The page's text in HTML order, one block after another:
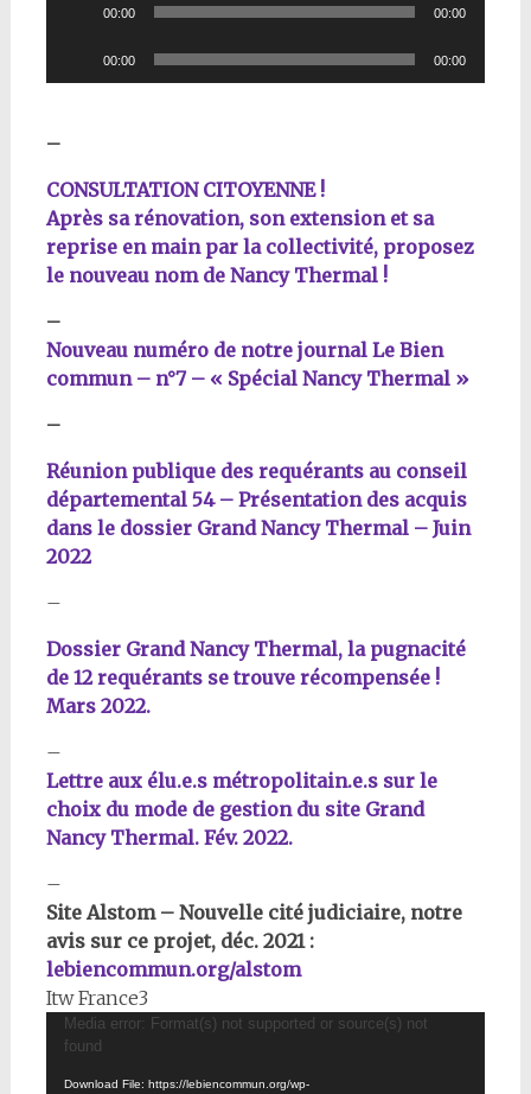
00:00 00:00
audio
00:00 00:00
–
CONSULTATION CITOYENNE !
Après sa rénovation, son extension et sa
reprise en main par la collectivité, proposez
le nouveau nom de Nancy Thermal !
–
Nouveau numéro de notre journal Le Bien
commun – n°7 – « Spécial Nancy Thermal »
–
Réunion publique des requérants au conseil
départemental 54 – Présentation des acquis
dans le dossier Grand Nancy Thermal – Juin
2022
–
Dossier Grand Nancy Thermal, la pugnacité
de 12 requérants se trouve récompensée !
Mars 2022.
–
Lettre aux élu.e.s métropolitain.e.s sur le
choix du mode de gestion du site Grand
Nancy Thermal. Fév. 2022.
–
Site Alstom – Nouvelle cité judiciaire, notre
avis sur ce projet, déc. 2021 :
lebiencommun.org/alstom
Itw France3
Lecteur
vidéo
Media error: Format(s) not supported or source(s) not
found
Download File: https://lebiencommun.org/wp-